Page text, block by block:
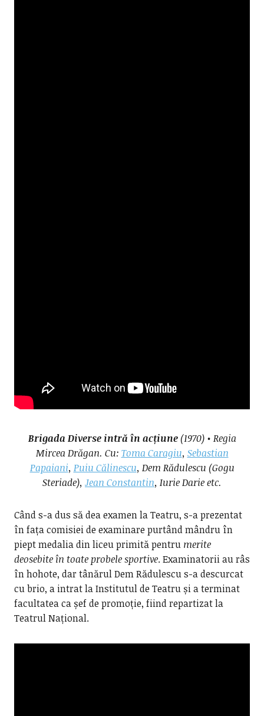
Brigada Diverse intră în acțiune(1970) • Regia
Mircea Drăgan. Cu: Toma Caragiu, Sebastian
Papaiani, Puiu Călinescu, Dem Rădulescu (Gogu
Steriade), Jean Constantin, Iurie Darie etc.
Când s-a dus să dea examen la Teatru, s-a prezentat
în fața comisiei de examinare purtând mândru în
piept medalia din liceu primită pentru merite
deosebite în toate probele sportive. Examinatorii au râs
în hohote, dar tânărul Dem Rădulescu s-a descurcat
cu brio, a intrat la Institutul de Teatru și a terminat
facultatea ca șef de promoție, fiind repartizat la
Teatrul Național.